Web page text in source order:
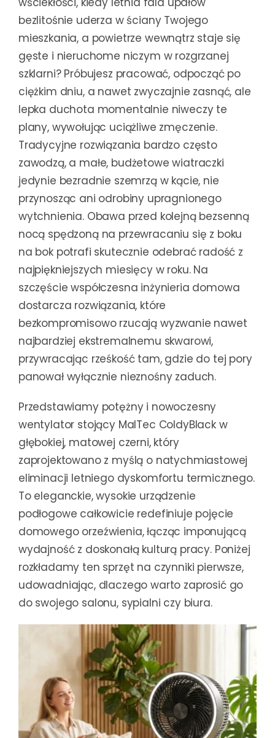
bezlitośnie uderza w ściany Twojego
mieszkania, a powietrze wewnątrz staje się
gęste i nieruchome niczym w rozgrzanej
szklarni? Próbujesz pracować, odpocząć po
ciężkim dniu, a nawet zwyczajnie zasnąć, ale
lepka duchota momentalnie niweczy te
plany, wywołując uciążliwe zmęczenie.
Tradycyjne rozwiązania bardzo często
zawodzą, a małe, budżetowe wiatraczki
jedynie bezradnie szemrzą w kącie, nie
przynosząc ani odrobiny upragnionego
wytchnienia. Obawa przed kolejną bezsenną
nocą spędzoną na przewracaniu się z boku
na bok potrafi skutecznie odebrać radość z
najpiękniejszych miesięcy w roku. Na
szczęście współczesna inżynieria domowa
dostarcza rozwiązania, które
bezkompromisowo rzucają wyzwanie nawet
najbardziej ekstremalnemu skwarowi,
przywracając rześkość tam, gdzie do tej pory
panował wyłącznie nieznośny zaduch.
Przedstawiamy potężny i nowoczesny
wentylator stojący MalTec ColdyBlack w
głębokiej, matowej czerni, który
zaprojektowano z myślą o natychmiastowej
eliminacji letniego dyskomfortu termicznego.
To eleganckie, wysokie urządzenie
podłogowe całkowicie redefiniuje pojęcie
domowego orzeźwienia, łącząc imponującą
wydajność z doskonałą kulturą pracy. Poniżej
rozkładamy ten sprzęt na czynniki pierwsze,
udowadniając, dlaczego warto zaprosić go
do swojego salonu, sypialni czy biura.